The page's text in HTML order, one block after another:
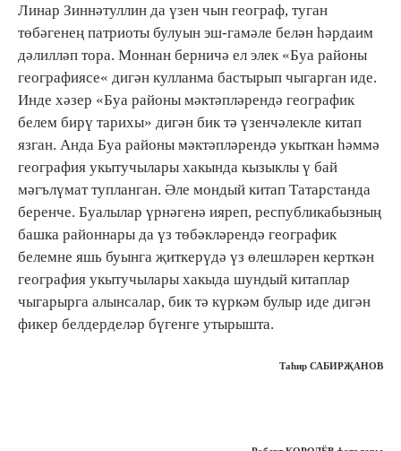
Линар Зиннәтуллин да үзен чын географ, туган
төбәгенең патриоты булуын эш-гамәле белән һәрдаим
дәлилләп тора. Моннан берничә ел элек «Буа районы
географиясе« дигән кулланма бастырып чыгарган иде.
Инде хәзер «Буа районы мәктәпләрендә географик
белем бирү тарихы» дигән бик тә үзенчәлекле китап
язган. Анда Буа районы мәктәпләрендә укыткан һәммә
география укытучылары хакында кызыклы ү бай
мәгълүмат тупланган. Әле мондый китап Татарстанда
беренче. Буалылар үрнәгенә ияреп, республикабызның
башка районнары да үз төбәкләрендә географик
белемне яшь буынга җиткерүдә үз өлешләрен керткән
география укытучылары хакыда шундый китаплар
чыгарырга алынсалар, бик тә күркәм булыр иде дигән
фикер белдерделәр бүгенге утырышта.
Таһир САБИРҖАНОВ